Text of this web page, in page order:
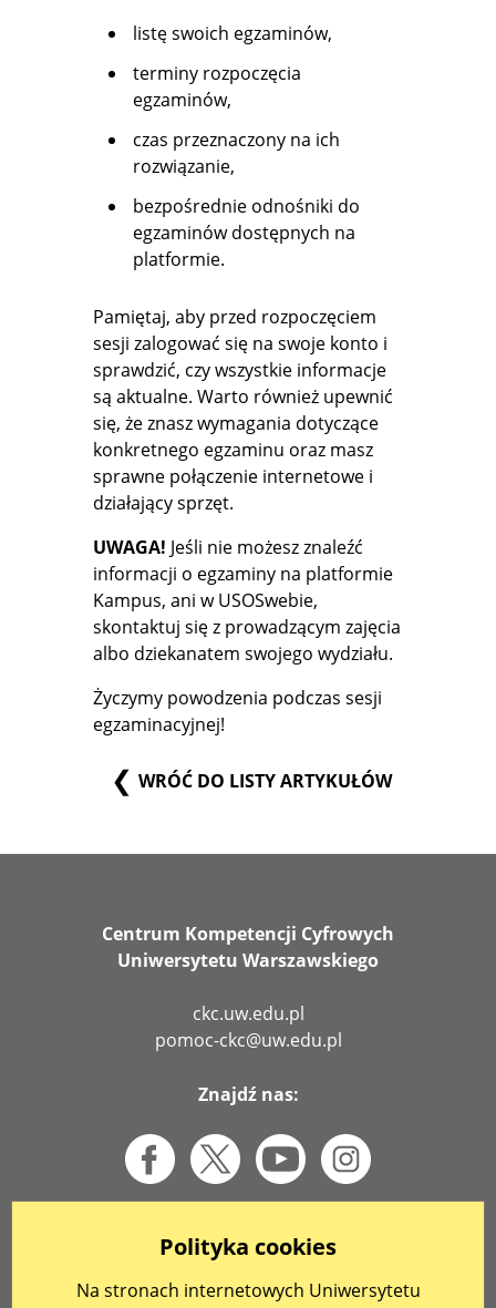
listę swoich egzaminów,
terminy rozpoczęcia
egzaminów,
czas przeznaczony na ich
rozwiązanie,
bezpośrednie odnośniki do
egzaminów dostępnych na
platformie.
Pamiętaj, aby przed rozpoczęciem
sesji zalogować się na swoje konto i
sprawdzić, czy wszystkie informacje
są aktualne. Warto również upewnić
się, że znasz wymagania dotyczące
konkretnego egzaminu oraz masz
sprawne połączenie internetowe i
działający sprzęt.
UWAGA! Jeśli nie możesz znaleźć
informacji o egzaminy na platformie
Kampus, ani w USOSwebie,
skontaktuj się z prowadzącym zajęcia
albo dziekanatem swojego wydziału.
Życzymy powodzenia podczas sesji
egzaminacyjnej!
WRÓĆ DO LISTY ARTYKUŁÓW
Centrum Kompetencji Cyfrowych
Uniwersytetu Warszawskiego
ckc.uw.edu.pl
pomoc-ckc@uw.edu.pl
Znajdź nas:
Polityka cookies
Na stronach internetowych Uniwersytetu